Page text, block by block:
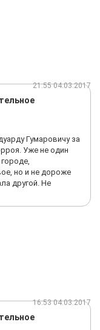
21:55 04.03.2017
Гумаровичу за
Уже не один
но и не дороже
другой. Не
16:53 04.03.2017